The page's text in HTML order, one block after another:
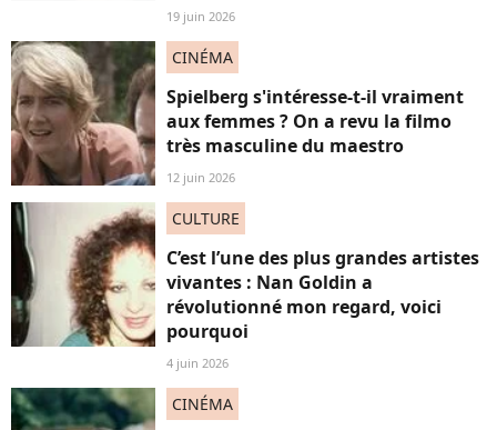
19 juin 2026
CINÉMA
Spielberg s'intéresse-t-il vraiment
aux femmes ? On a revu la filmo
très masculine du maestro
12 juin 2026
CULTURE
C’est l’une des plus grandes artistes
vivantes : Nan Goldin a
révolutionné mon regard, voici
pourquoi
4 juin 2026
CINÉMA